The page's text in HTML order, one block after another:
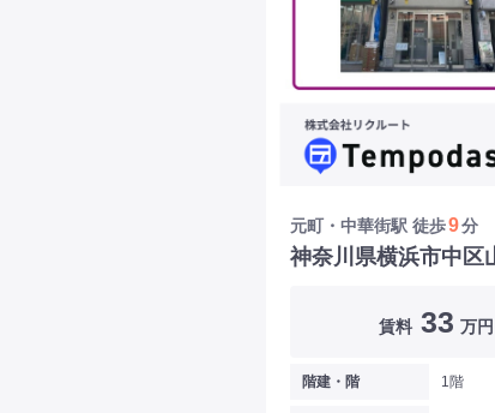
元町・中華街駅 徒歩9分
神奈川県横浜市中区
賃料 33 万円
階建・階 1階